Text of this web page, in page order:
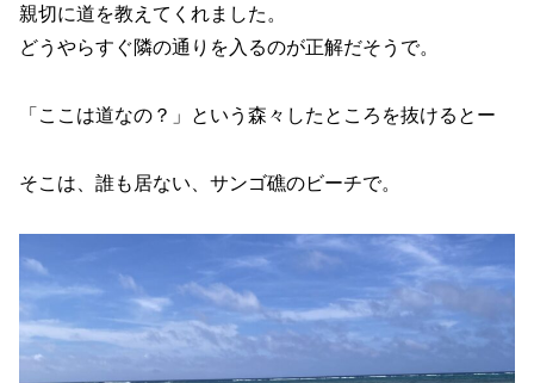
親切に道を教えてくれました。
どうやらすぐ隣の通りを入るのが正解だそうで。
「ここは道なの？」という森々したところを抜けるとー
そこは、誰も居ない、サンゴ礁のビーチで。